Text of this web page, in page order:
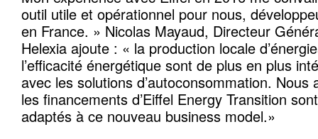
outil utile et opérationnel pour nous,
en France. » Nicolas Mayaud, Directeur
Helexia ajoute : « la production locale
l’efficacité énergétique sont de plus en plus
avec les solutions d’autoconsommation. Nous
les financements d’Eiffel Energy Transition
adaptés à ce nouveau business model.»